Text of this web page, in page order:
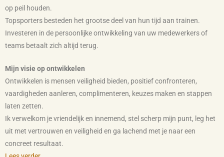
op peil houden.
Topsporters besteden het grootse deel van hun tijd aan trainen.
Investeren in de persoonlijke ontwikkeling van uw medewerkers of
teams betaalt zich altijd terug.
Mijn visie op ontwikkelen
Ontwikkelen is mensen veiligheid bieden, positief confronteren,
vaardigheden aanleren, complimenteren, keuzes maken en stappen
laten zetten.
Ik verwelkom je vriendelijk en innemend, stel scherp mijn punt, leg het
uit met vertrouwen en veiligheid en ga lachend met je naar een
concreet resultaat.